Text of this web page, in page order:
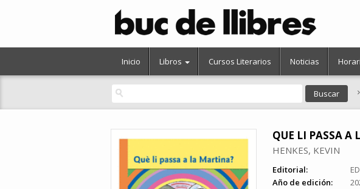
Inicio Libros Cursos Literarios Noticias
QUE LI PASSA A
HENKES, KEVIN
Editorial:
Año de edición: